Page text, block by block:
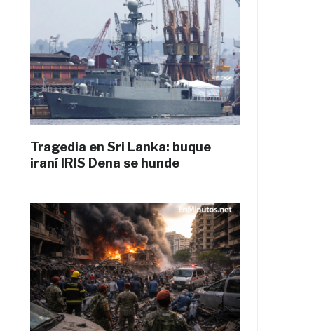
Tragedia en Sri Lanka: buque
iraní IRIS Dena se hunde